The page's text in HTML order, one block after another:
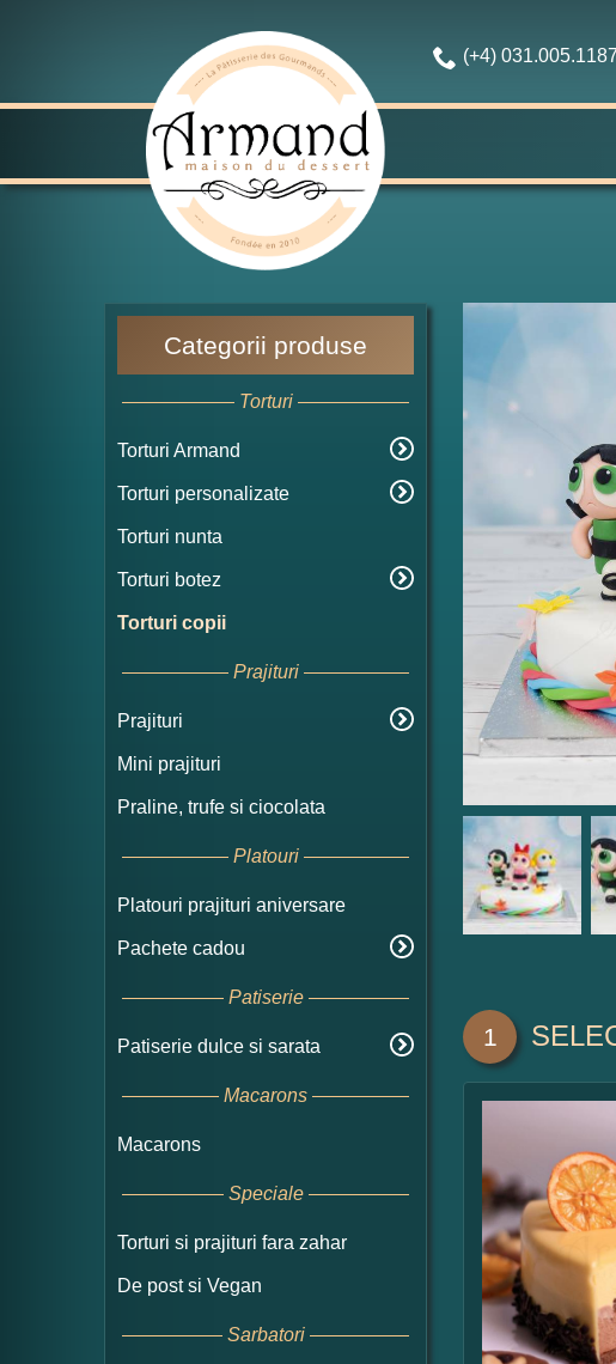
(+4) 031.005.1187
Categorii produse
Torturi
Torturi Armand
Torturi personalizate
Torturi nunta
Torturi botez
Torturi copii
Prajituri
Prajituri
Mini prajituri
Praline, trufe si ciocolata
Platouri
Platouri prajituri aniversare
Pachete cadou
Patiserie
Patiserie dulce si sarata
Macarons
Macarons
Speciale
Torturi si prajituri fara zahar
De post si Vegan
Sarbatori
1